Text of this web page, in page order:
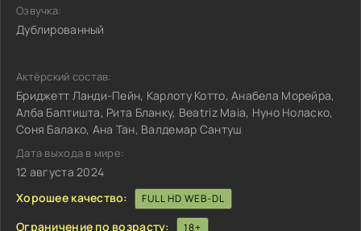
Озвучка:
Дублированный
Актёрский состав:
Бриджетт Ланди-Пейн, Карлоту Котто, Анабела Морейра,
Алба Баптишта, Рита Бланку, Beatriz Maia, Нуно Ноласко,
Соня Балако, Ана Тан, Валдемар Сантуш
Дата выхода в мире:
12 августа 2024
Хорошее качество:
FULL HD WEB-DL
Ограничение по возрасту: 18+